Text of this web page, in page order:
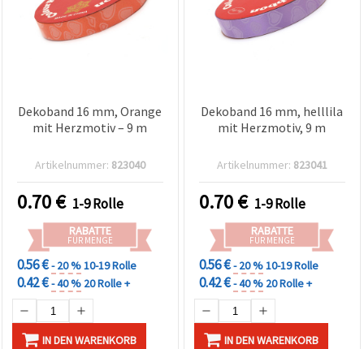
Dekoband 16 mm, Orange
mit Herzmotiv – 9 m
Artikelnummer: 823040
0.70€ 1-9 Rolle
RABATTE
FÜR MENGE
0.56 €- 20 %10-19 Rolle
0.42 €- 40 % 20 Rolle +
IN DEN WARENKORB
Dekoband 16 mm, helllila
mit Herzmotiv, 9 m
Artikelnummer: 823041
0.70€ 1-9 Rolle
RABATTE
FÜR MENGE
0.56 €- 20 %10-19 Rolle
0.42 €- 40 % 20 Rolle +
IN DEN WARENKORB